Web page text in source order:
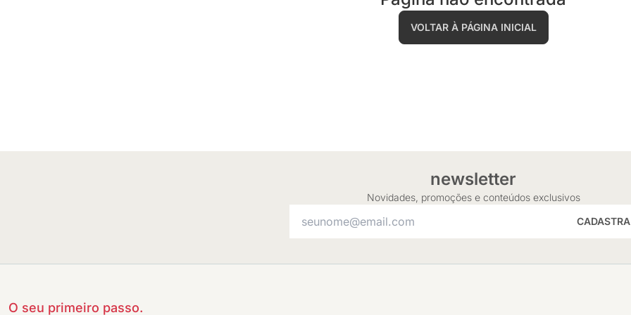
VOLTAR À PÁGINA INICIAL
newsletter
Novidades, promoções e conteúdos exclusivos
O seu primeiro passo.